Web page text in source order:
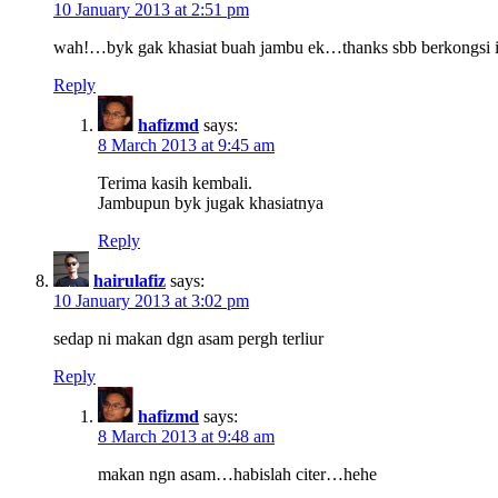
10 January 2013 at 2:51 pm
wah!…byk gak khasiat buah jambu ek…thanks sbb berkongsi
Reply
hafizmd says:
8 March 2013 at 9:45 am
Terima kasih kembali.
Jambupun byk jugak khasiatnya
Reply
hairulafiz says:
10 January 2013 at 3:02 pm
sedap ni makan dgn asam pergh terliur
Reply
hafizmd says:
8 March 2013 at 9:48 am
makan ngn asam…habislah citer…hehe